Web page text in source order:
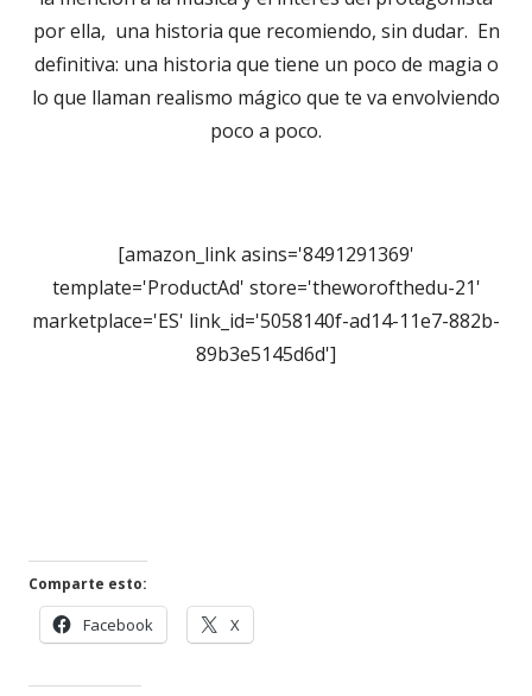
por ella, una historia que recomiendo, sin dudar. En
definitiva: una historia que tiene un poco de magia o
lo que llaman realismo mágico que te va envolviendo
poco a poco.
[amazon_link asins='8491291369'
template='ProductAd' store='theworofthedu-21'
marketplace='ES' link_id='5058140f-ad14-11e7-882b-
89b3e5145d6d']
Comparte esto:
Facebook
en
X
en